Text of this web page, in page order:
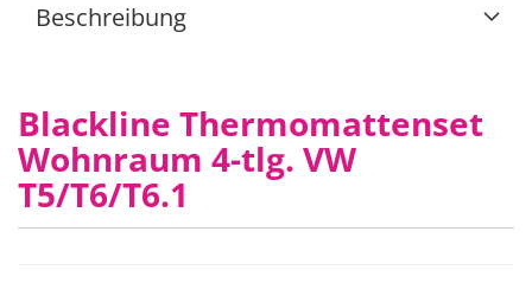
Beschreibung
Blackline Thermomattenset
Wohnraum 4-tlg. VW
T5/T6/T6.1